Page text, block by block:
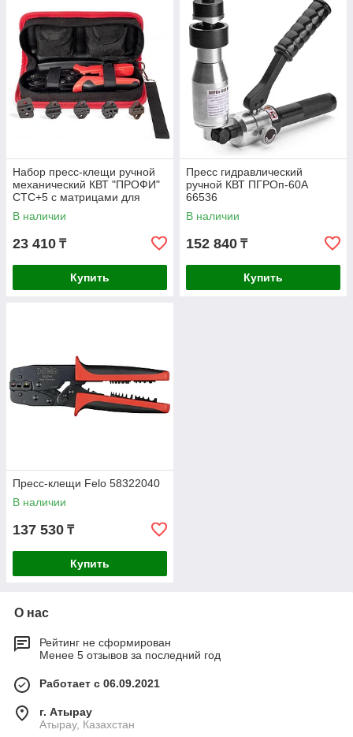
Набор пресс-клещи ручной
механический КВТ "ПРОФИ"
СТС+5 c матрицами для
опрессовки наконечников
86875
В наличии
23 410 ₸
Купить
Пресс гидравлический
ручной КВТ ПГРОп-60А
66536
В наличии
152 840 ₸
Купить
Пресс-клещи Felo 58322040
В наличии
137 530 ₸
Купить
О нас
Рейтинг не сформирован
Менее 5 отзывов за последний год
Работает с 06.09.2021
г. Атырау
Атырау, Казахстан